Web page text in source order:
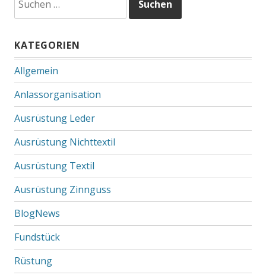
nach:
KATEGORIEN
Allgemein
Anlassorganisation
Ausrüstung Leder
Ausrüstung Nichttextil
Ausrüstung Textil
Ausrüstung Zinnguss
BlogNews
Fundstück
Rüstung